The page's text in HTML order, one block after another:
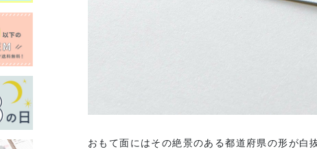
おもて面にはその絶景のある都道府県の形が白